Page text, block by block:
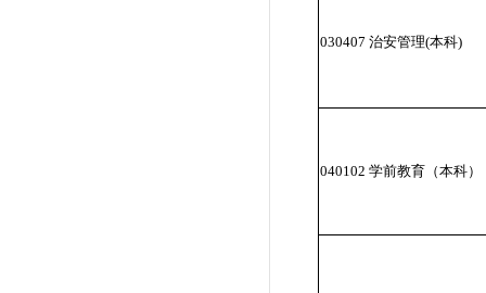
030407 治安管理(本科)
040102 学前教育（本科）